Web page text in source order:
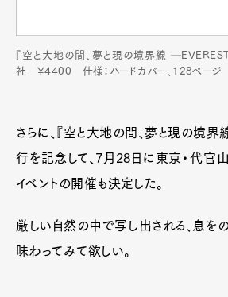
『空と大地の間、夢と現の境界線
社 ¥4400 仕様：‎ハードカバー、128ページ
さらに、『空と大地の間、夢と現の境
行を記念して、7月28日に東京・代官
イベントの開催も決定した。
厳しい自然の中で写し出される、息を
味わってみて欲しい。